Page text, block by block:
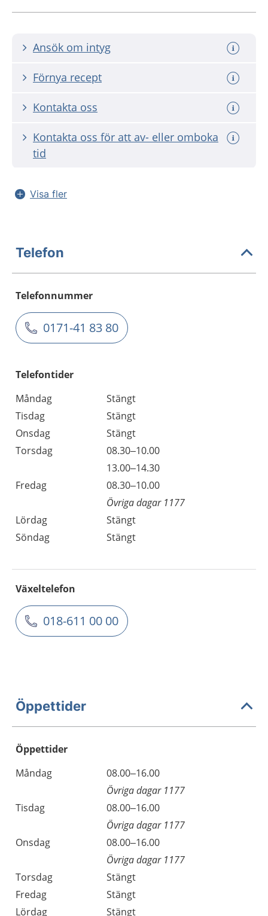
Ansök om intyg
Förnya recept
Kontakta oss
Kontakta oss för att av- eller omboka
tid
Visa fler
Telefon
Telefonnummer
0171-41 83 80
Telefontider
Måndag
Stängt
Tisdag
Stängt
Onsdag
Stängt
Torsdag
08.30–10.00
13.00–14.30
Fredag
08.30–10.00
Övriga dagar 1177
Lördag
Stängt
Söndag
Stängt
Växeltelefon
018-611 00 00
Öppettider
Öppettider
Dag
Öppettider
Kommentarer
Måndag
08.00–16.00
Övriga dagar 1177
Tisdag
08.00–16.00
Övriga dagar 1177
Onsdag
08.00–16.00
Övriga dagar 1177
Torsdag
Stängt
Fredag
Stängt
Lördag
Stängt